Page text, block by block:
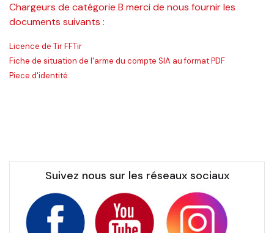
Chargeurs de catégorie B merci de nous fournir les
documents suivants :
Licence de Tir FFTir
Fiche de situation de l'arme du compte SIA au format PDF
Piece d'identité
Suivez nous sur les réseaux sociaux